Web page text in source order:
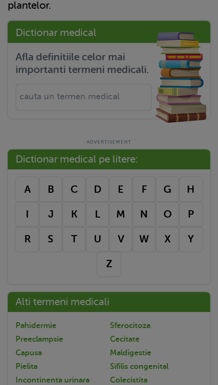
plantelor.
Dictionar medical
Afla definitiile celor mai
importanti termeni medicali.
Dictionar medical pe litere:
A B C D E F G H
I J K L M N O P
R S T U V W X Y
Z
Alti termeni medicali
Pahidermie
Sferocitoza
Preeclampsie
Cecitate
Capusa
Maldigestie
Pielita
Sifilis congenital
Incontinenta urinara
Colecistita